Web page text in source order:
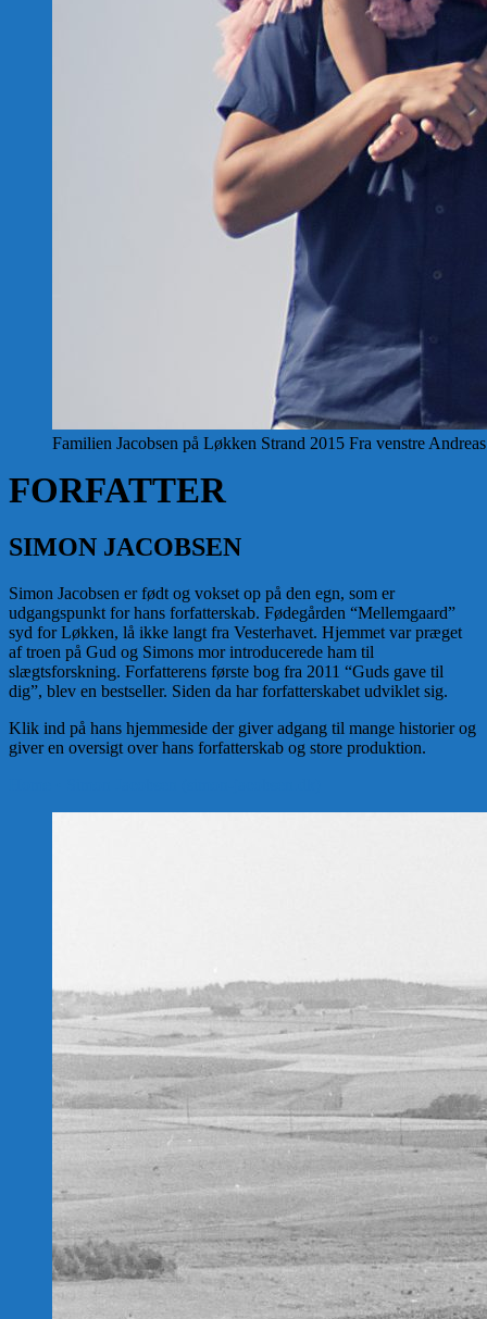
Familien Jacobsen på Løkken Strand 2015 Fra venstre
FORFATTER
SIMON JACOBSEN
Simon Jacobsen er født og vokset op på den egn, som er
udgangspunkt for hans forfatterskab. Fødegården “Mellemgaard”
syd for Løkken, lå ikke langt fra Vesterhavet. Hjemmet var præget
af troen på Gud og Simons mor introducerede ham til
slægtsforskning. Forfatterens første bog fra 2011 “Guds gave til
dig”, blev en bestseller. Siden da har forfatterskabet udviklet sig.
Klik ind på hans hjemmeside der giver adgang til mange historier og
giver en oversigt over hans forfatterskab og store produktion.